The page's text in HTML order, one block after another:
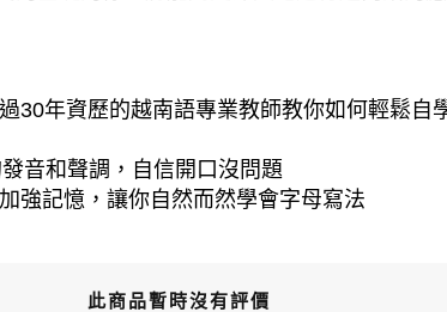
30年資歷的越南語專業教師教你如何輕鬆
音和聲調，自信開口沒問題
強記憶，讓你自然而然學會字母寫法
此商品暫時沒有評價